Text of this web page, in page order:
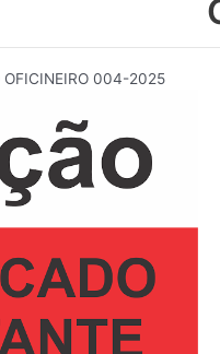
OFICINEIRO 004-2025